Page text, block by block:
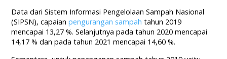
Data dari Sistem Informasi Pengelolaan Sampah Nasional
(SIPSN), capaianpengurangan sampah tahun 2019
mencapai 13,27 %. Selanjutnya pada tahun 2020 mencapai
14,17 % dan pada tahun 2021 mencapai 14,60 %.